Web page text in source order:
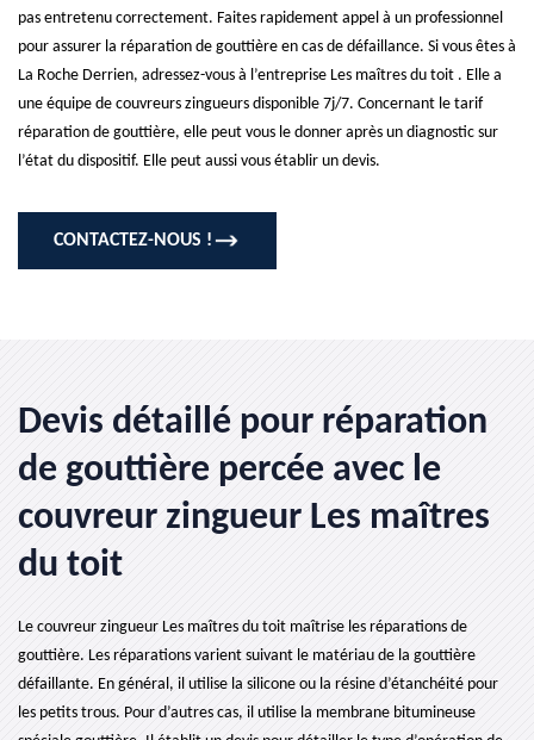
pas entretenu correctement. Faites rapidement appel à un professionnel
pour assurer la réparation de gouttière en cas de défaillance. Si vous êtes à
La Roche Derrien, adressez-vous à l’entreprise Les maîtres du toit . Elle a
une équipe de couvreurs zingueurs disponible 7j/7. Concernant le tarif
réparation de gouttière, elle peut vous le donner après un diagnostic sur
l’état du dispositif. Elle peut aussi vous établir un devis.
CONTACTEZ-NOUS !
Devis détaillé pour réparation
de gouttière percée avec le
couvreur zingueur Les maîtres
du toit
Le couvreur zingueur Les maîtres du toit maîtrise les réparations de
gouttière. Les réparations varient suivant le matériau de la gouttière
défaillante. En général, il utilise la silicone ou la résine d’étanchéité pour
les petits trous. Pour d’autres cas, il utilise la membrane bitumineuse